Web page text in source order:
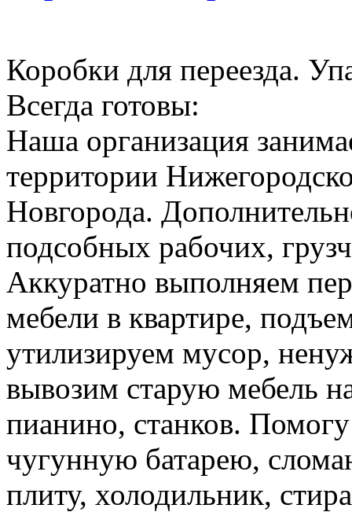
Коробки для переезда.
Всегда готовы:
Наша организация
территории
Новгорода.
подсобных рабочих,
Аккуратно выполняем
мебели в квартире,
утилизируем мусор,
вывозим старую мебель
пианино, станков.
чугунную батарею,
плиту, холодильник,